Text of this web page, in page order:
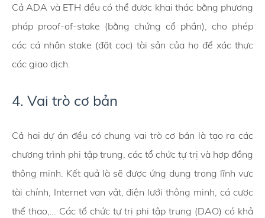
Cả ADA và ETH đều có thể được khai thác bằng phương
pháp proof-of-stake (bằng chứng cổ phần), cho phép
các cá nhân stake (đặt cọc) tài sản của họ để xác thực
các giao dịch.
4. Vai trò cơ bản
Cả hai dự án đều có chung vai trò cơ bản là tạo ra các
chương trình phi tập trung, các tổ chức tự trị và hợp đồng
thông minh. Kết quả là sẽ được ứng dụng trong lĩnh vực
tài chính, Internet vạn vật, điện lưới thông minh, cá cược
thể thao,… Các tổ chức tự trị phi tập trung (DAO) có khả